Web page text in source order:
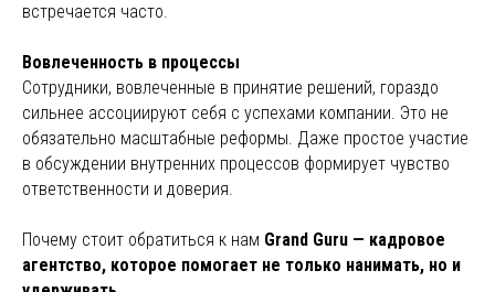
встречается часто.
Вовлеченность в процессы
Сотрудники, вовлеченные в принятие решений, гораздо
сильнее ассоциируют себя с успехами компании. Это не
обязательно масштабные реформы. Даже простое участие
в обсуждении внутренних процессов формирует чувство
ответственности и доверия.
Почему стоит обратиться к нам Grand Guru — кадровое
агентство, которое помогает не только нанимать, но и